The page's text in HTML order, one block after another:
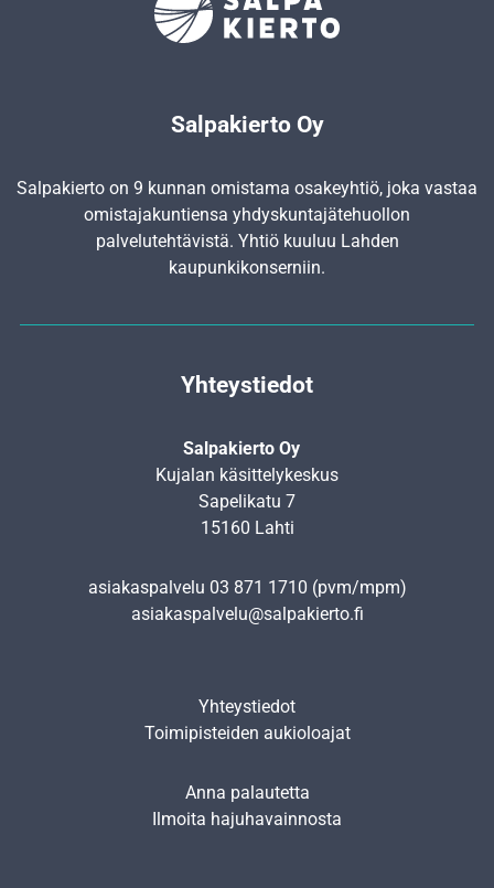
Salpakierto Oy
Salpakierto on 9 kunnan omistama osakeyhtiö, joka vastaa
omistajakuntiensa yhdyskunta­jätehuollon
palvelutehtävistä. Yhtiö kuuluu Lahden
kaupunkikonserniin.
Yhteystiedot
Salpakierto Oy
Kujalan käsittelykeskus
Sapelikatu 7
15160 Lahti
asiakaspalvelu 03 871 1710 (pvm/mpm)
asiakaspalvelu@salpakierto.fi
Yhteystiedot
Toimipisteiden aukioloajat
Anna palautetta
Ilmoita hajuhavainnosta